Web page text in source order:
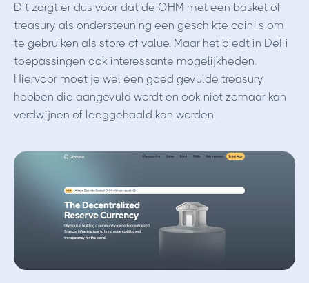
Dit zorgt er dus voor dat de OHM met een basket of
treasury als ondersteuning een geschikte coin is om
te gebruiken als store of value. Maar het biedt in DeFi
toepassingen ook interessante mogelijkheden.
Hiervoor moet je wel een goed gevulde treasury
hebben die aangevuld wordt en ook niet zomaar kan
verdwijnen of leeggehaald kan worden.